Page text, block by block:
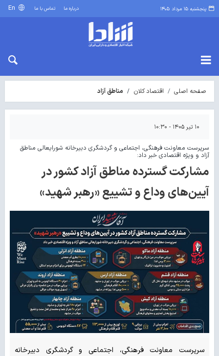
پنجشنبه ۱۵ مرداد ۱۴۰۵ درباره ما تماس با ما
صفحه اصلی اقتصاد کلان مناطق آزاد
۱۰ تیر ۱۴۰۵ - ۱۰:۳۰
سرپرست معاونت فرهنگی، اجتماعی و گردشگری دبیرخانه شورایعالی مناطق
آزاد و ویژه اقتصادی خبر داد:
مشارکت گسترده مناطق آزاد کشور در
آیین‌های وداع و تشییع «رهبر شهید»
سرپرست معاونت فرهنگی، اجتماعی و گردشگری دبیرخانه